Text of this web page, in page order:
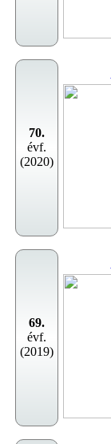
70.
évf.
(2020)
69.
évf.
(2019)